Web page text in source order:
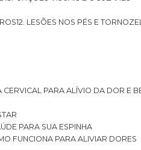
12. LESÕES NOS PÉS E
CERVICAL PARA ALÍVIO DA DOR E
PARA SUA ESPINHA
FUNCIONA PARA ALIVIAR DORES